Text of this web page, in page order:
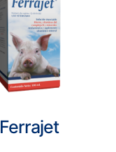
Ferrajet